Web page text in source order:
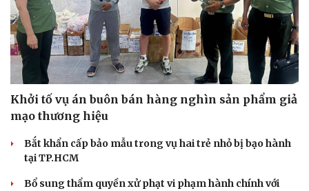
Khởi tố vụ án buôn bán hàng nghìn sản phẩm giả
mạo thương hiệu
Bắt khẩn cấp bảo mẫu trong vụ hai trẻ nhỏ bị bạo hành
tại TP.HCM
Bổ sung thẩm quyền xử phạt vi phạm hành chính với